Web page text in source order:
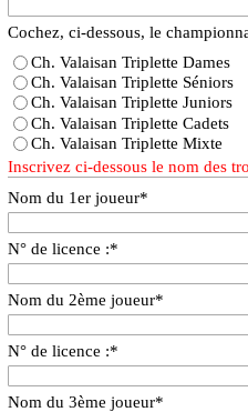
Cochez, ci-dessous, le
Ch. Valaisan Triplette Dames
Ch. Valaisan Triplette Séniors
Ch. Valaisan Triplette Juniors
Ch. Valaisan Triplette Cadets
Ch. Valaisan Triplette Mixte
Inscrivez ci-dessous le nom des
Nom du 1er joueur*
N° de licence :*
Nom du 2ème joueur*
N° de licence :*
Nom du 3ème joueur*